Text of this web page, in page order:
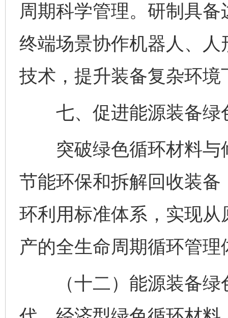
周期科学管理。研制具
终端场景协作机器人、
技术，提升装备复杂环
七、促进能源装备绿
突破绿色循环材料与
节能环保和拆解回收装
环利用标准体系，实现
产的全生命周期循环管理
（十二）能源装备绿